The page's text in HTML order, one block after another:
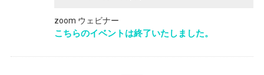
zoom ウェビナー
こちらのイベントは終了いたしました。